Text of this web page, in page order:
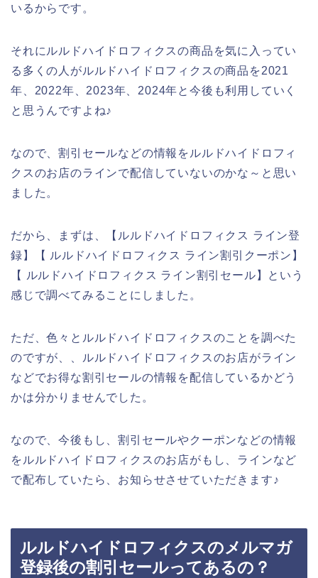
いるからです。
それにルルドハイドロフィクスの商品を気に入ってい
る多くの人がルルドハイドロフィクスの商品を2021
年、2022年、2023年、2024年と今後も利用していく
と思うんですよね♪
なので、割引セールなどの情報をルルドハイドロフィ
クスのお店のラインで配信していないのかな～と思い
ました。
だから、まずは、【ルルドハイドロフィクス ライン登
録】【 ルルドハイドロフィクス ライン割引クーポン】
【 ルルドハイドロフィクス ライン割引セール】という
感じで調べてみることにしました。
ただ、色々とルルドハイドロフィクスのことを調べた
のですが、、ルルドハイドロフィクスのお店がライン
などでお得な割引セールの情報を配信しているかどう
かは分かりませんでした。
なので、今後もし、割引セールやクーポンなどの情報
をルルドハイドロフィクスのお店がもし、ラインなど
で配布していたら、お知らせさせていただきます♪
ルルドハイドロフィクスのメルマガ
登録後の割引セールってあるの？